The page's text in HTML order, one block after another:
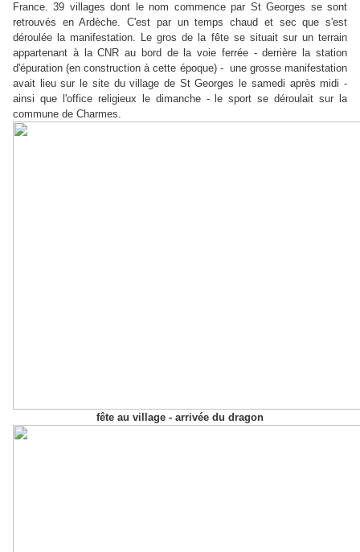
France. 39 villages dont le nom commence par St Georges se sont
retrouvés en Ardèche. C'est par un temps chaud et sec que s'est
déroulée la manifestation. Le gros de la fête se situait sur un terrain
appartenant à la CNR au bord de la voie ferrée - derrière la station
d'épuration (en construction à cette époque) - une grosse manifestation
avait lieu sur le site du village de St Georges le samedi après midi -
ainsi que l'office religieux le dimanche - le sport se déroulait sur la
commune de Charmes.
fête au village - arrivée du dragon